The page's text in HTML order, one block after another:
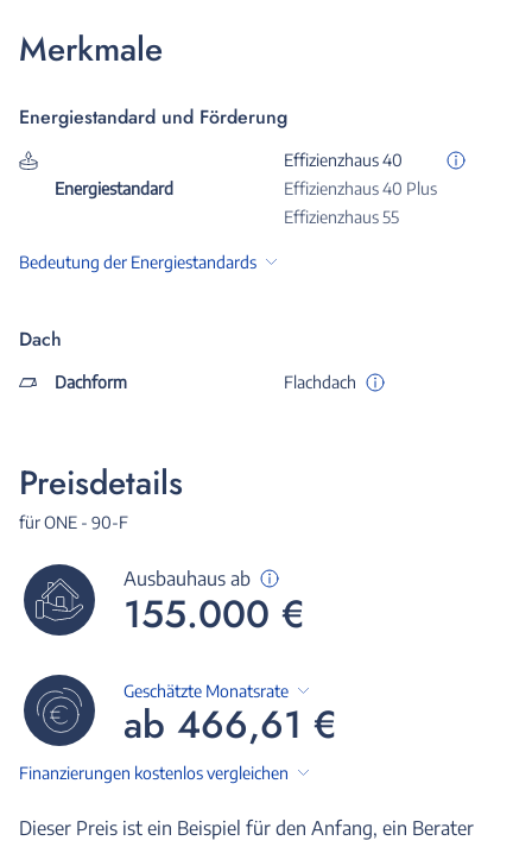
Merkmale
Energiestandard und Förderung
Energiestandard
Effizienzhaus 40
Effizienzhaus 40 Plus
Effizienzhaus 55
Bedeutung der Energiestandards
Dach
Dachform Flachdach
Preisdetails
für ONE - 90-F
Ausbauhaus ab
155.000 €
Geschätzte Monatsrate
ab 466,61 €
Finanzierungen kostenlos vergleichen
Dieser Preis ist ein Beispiel für den Anfang, ein Berater